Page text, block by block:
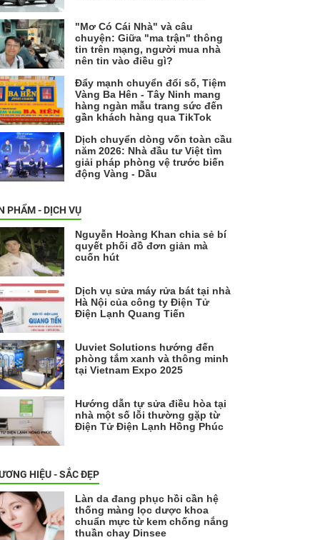
"Mơ Có Cái Nhà" và câu
chuyện: Giữa "ma trận" thông
tin trên mạng, người mua nhà
nên tin vào điều gì?
Đẩy mạnh chuyển đổi số, Tiệm
Vàng Ba Hên - Tây Ninh mang
hàng ngàn mẫu trang sức đến
gần khách hàng qua TikTok
Dịch chuyển dòng vốn toàn cầu
năm 2026: Nhà đầu tư Việt tìm
giải pháp phòng vệ trước biến
động Vàng - Dầu
PHẨM - DỊCH VỤ
Nguyễn Hoàng Khan chia sẻ bí
quyết phối đồ đơn giản mà
cuốn hút
Dịch vụ sửa máy rửa bát tại nhà
Hà Nội của công ty Điện Tử
Điện Lạnh Quang Tiến
Uuviet Solutions hướng đến
phòng tắm xanh và thông minh
tại Vietnam Expo 2025
Hướng dẫn tự sửa điều hòa tại
nhà một số lỗi thường gặp từ
Điện Tử Điện Lạnh Hồng Phúc
HIỆU - SẮC ĐẸP
Làn da đang phục hồi cần hệ
thống màng lọc dược khoa
chuẩn mực từ kem chống nắng
thuần chay Dinsee